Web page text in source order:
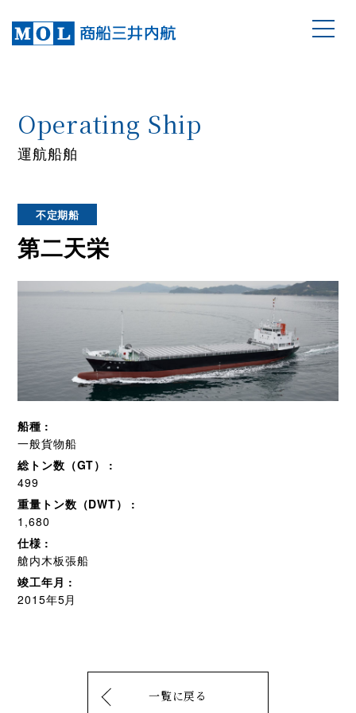
Operating Ship
運航船舶
不定期船
第二天栄
船種
一般貨物船
総トン数（GT）
499
重量トン数（DWT）
1,680
仕様
艙内木板張船
竣工年月
2015年5月
一覧に戻る